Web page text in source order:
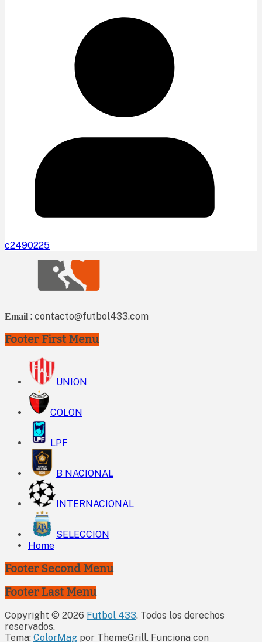
c2490225
Email : contacto@futbol433.com
Footer First Menu
UNION
COLON
LPF
B NACIONAL
INTERNACIONAL
SELECCION
Home
Footer Second Menu
Footer Last Menu
Copyright © 2026 Futbol 433. Todos los derechos
reservados.
Tema: ColorMag por ThemeGrill. Funciona con